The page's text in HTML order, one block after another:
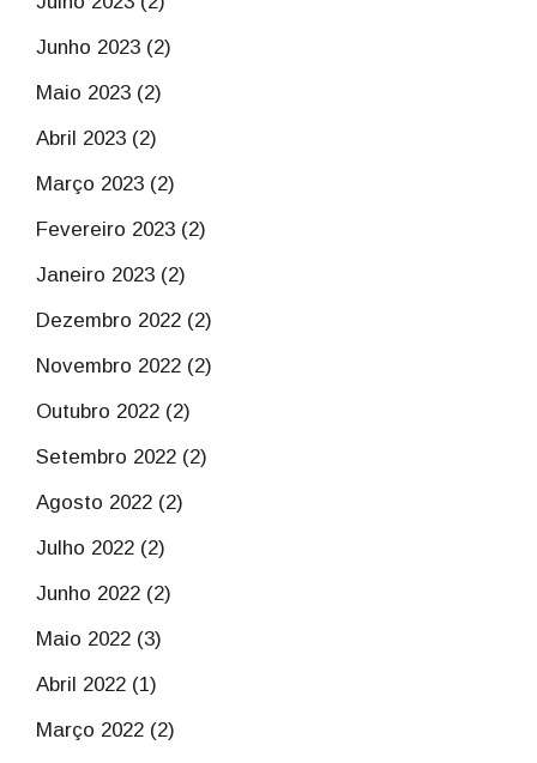
Junho 2023 (2)
Maio 2023 (2)
Abril 2023 (2)
Março 2023 (2)
Fevereiro 2023 (2)
Janeiro 2023 (2)
Dezembro 2022 (2)
Novembro 2022 (2)
Outubro 2022 (2)
Setembro 2022 (2)
Agosto 2022 (2)
Julho 2022 (2)
Junho 2022 (2)
Maio 2022 (3)
Abril 2022 (1)
Março 2022 (2)